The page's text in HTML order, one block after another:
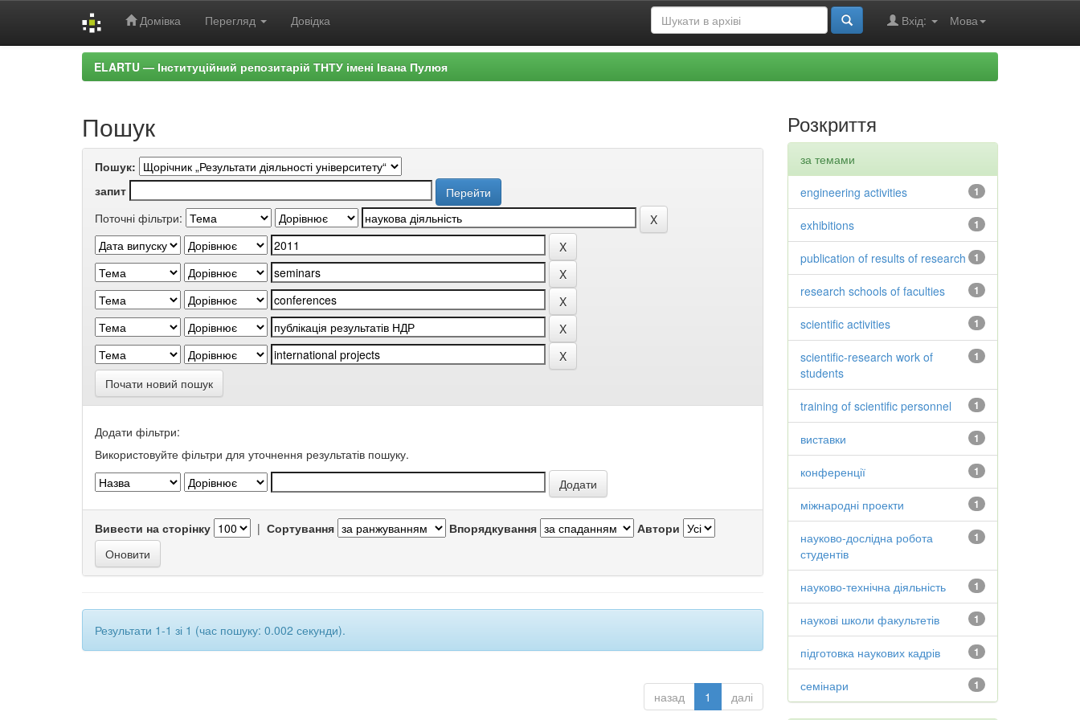
Домівка Перегляд Довідка Мова
Вхід:
ELARTU — Інституційний репозитарій ТНТУ імені Івана Пулюя
Пошук
Пошук:
запит
Поточні фільтри:
Почати новий пошук
Додати фільтри:
Використовуйте фільтри для уточнення результатів пошуку.
Вивести на сторінку | Сортування Впорядкування Автори
Результати 1-1 зі 1 (час пошуку: 0.002 секунди).
назад 1 далі
Розкриття
за темами
1
engineering activities
1
exhibitions
1
publication of results of research
1
research schools of faculties
1
scientific activities
1
scientific-research work of
students
1
training of scientific personnel
1
виставки
1
конференції
1
міжнародні проекти
1
науково-дослідна робота
студентів
1
науково-технічна діяльність
1
наукові школи факультетів
1
підготовка наукових кадрів
1
семінари